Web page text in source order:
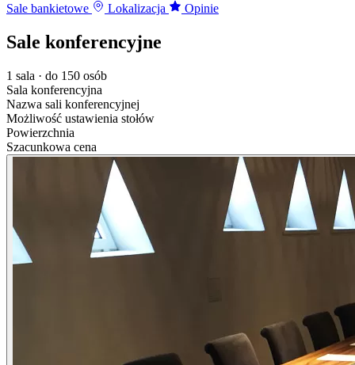
Sale bankietowe
Lokalizacja Opinie
Sale konferencyjne
1 sala · do 150 osób
Sala konferencyjna
Nazwa sali konferencyjnej
Możliwość ustawienia stołów
Powierzchnia
Szacunkowa cena